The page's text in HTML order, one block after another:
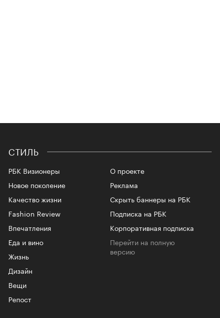
СТИЛЬ
РБК Визионеры
Новое поколение
Качество жизни
Fashion Review
Впечатления
Еда и вино
Жизнь
Дизайн
Вещи
Репост
О проекте
Реклама
Скрыть баннеры на РБК
Подписка на РБК
Корпоративная подписка
Перейти на полную
версию